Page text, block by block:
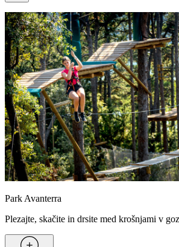
Park Avanterra
Plezajte, skačite in drsite med krošnjami v